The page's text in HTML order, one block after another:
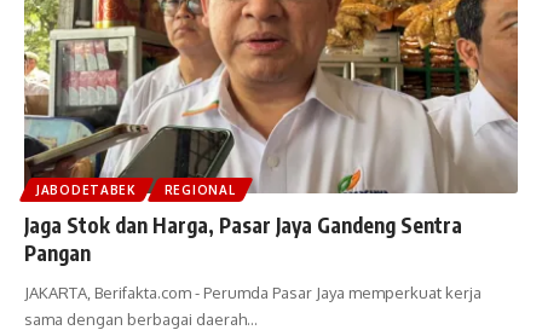
JABODETABEK REGIONAL
Jaga Stok dan Harga, Pasar Jaya Gandeng Sentra
Pangan
JAKARTA, Berifakta.com - Perumda Pasar Jaya memperkuat kerja
sama dengan berbagai daerah…